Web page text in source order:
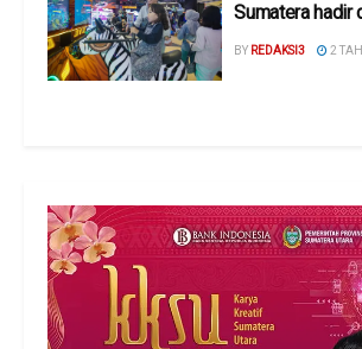
Sumatera hadir
BY REDAKSI3 2